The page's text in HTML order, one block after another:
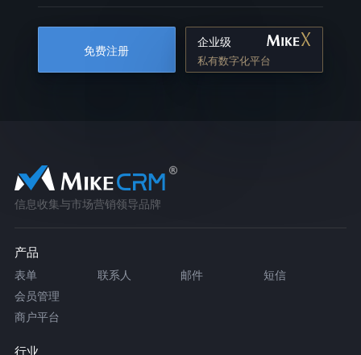
免费注册
企业级
私有数字化平台
信息收集与市场营销领导品牌
产品
表单 联系人 邮件
短信
会员管理
商户平台
行业